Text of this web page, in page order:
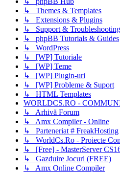
↳ Themes & Templates
↳ Extensions & Plugins
↳ Support & Troubleshooting
↳ phpBB Tutorials & Guides
↳ WordPress
↳ [WP] Tutoriale
↳ [WP] Teme
↳ [WP] Plugin-uri
↳ [WP] Probleme & Suport
↳ HTML Templates
WORLDCS.RO -
↳ Arhivă Forum
↳ Amx Compiler - Online
↳ Parteneriat # FreakHosting
↳ WorldCs.Ro - Proiecte
↳ [Free] - MasterServer
↳ Gazduire Jocuri (FREE)
↳ Amx Online Compiler